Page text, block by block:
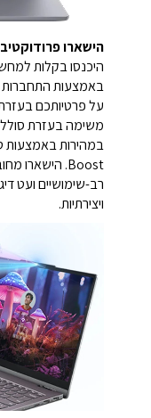
הישארו
על פרטיותכם
משימה בעזרת
ויצירתיות.